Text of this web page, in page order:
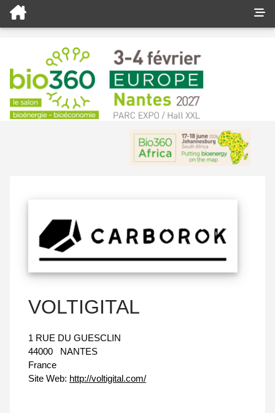
VOLTIGITAL
1 RUE DU GUESCLIN
44000
NANTES
France
Site Web: http://voltigital.com/